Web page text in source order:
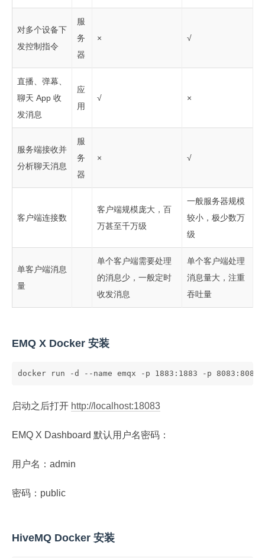
对多个设备下
发控制指令
服
务
器
× √
直播、弹幕、
聊天 App 收
发消息
应
用
√ ×
服务端接收并
分析聊天消息
服
务
器
× √
客户端连接数
客户端规模庞大，百
万甚至千万级
一般服务器规模
较小，极少数万
级
单客户端消息
量
单个客户端需要处理
的消息少，一般定时
收发消息
单个客户端处理
消息量大，注重
吞吐量
EMQ X Docker 安装
docker run -d --name emqx -p 1883:1883 -p 8083:8083
启动之后打开 http://localhost:18083
EMQ X Dashboard 默认用户名密码：
用户名：admin
密码：public
HiveMQ Docker 安装